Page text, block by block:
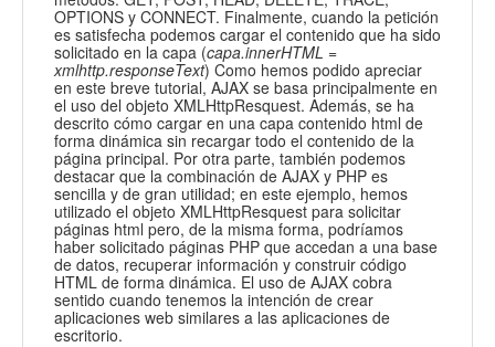
OPTIONS y CONNECT. Finalmente, cuando la petición
es satisfecha podemos cargar el contenido que ha sido
solicitado en la capa (capa.innerHTML =
xmlhttp.responseText) Como hemos podido apreciar
en este breve tutorial, AJAX se basa principalmente en
el uso del objeto XMLHttpResquest. Además, se ha
descrito cómo cargar en una capa contenido html de
forma dinámica sin recargar todo el contenido de la
página principal. Por otra parte, también podemos
destacar que la combinación de AJAX y PHP es
sencilla y de gran utilidad; en este ejemplo, hemos
utilizado el objeto XMLHttpResquest para solicitar
páginas html pero, de la misma forma, podríamos
haber solicitado páginas PHP que accedan a una base
de datos, recuperar información y construir código
HTML de forma dinámica. El uso de AJAX cobra
sentido cuando tenemos la intención de crear
aplicaciones web similares a las aplicaciones de
escritorio.